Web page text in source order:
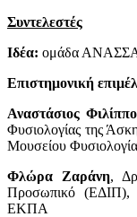
Συντελεστές
Ιδέα: ομάδα
Επιστημονική
Αναστάσιος
Φυσιολογίας της
Μουσείου
Φλώρα Ζαράνη,
Προσωπικό (ΕΔΙΠ),
ΕΚΠΑ